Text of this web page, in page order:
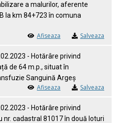
a malurilor, aferente
la km 84+723 în comuna
Afiseaza Salveaza
- Hotărâre privind
de 64 m.p., situat în
Sanguină Argeș
Afiseaza Salveaza
- Hotărâre privind
cadastral 81017 în două loturi